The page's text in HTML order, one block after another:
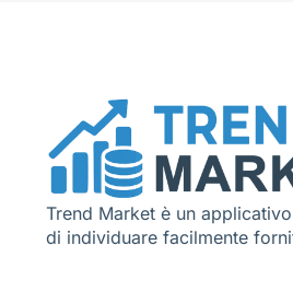
Trend Market è un
di individuare facilmente